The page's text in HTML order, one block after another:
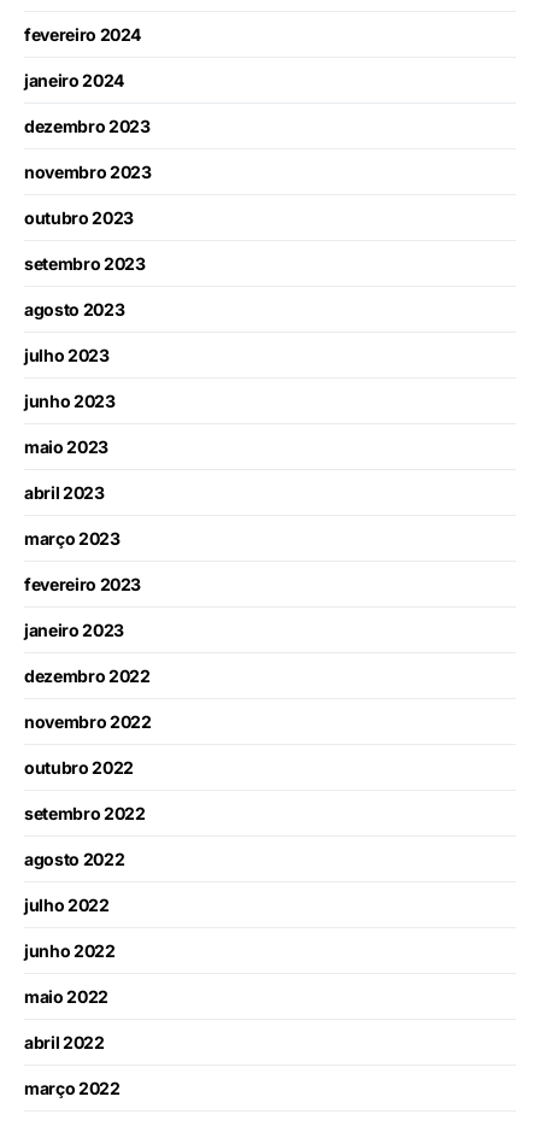
fevereiro 2024
janeiro 2024
dezembro 2023
novembro 2023
outubro 2023
setembro 2023
agosto 2023
julho 2023
junho 2023
maio 2023
abril 2023
março 2023
fevereiro 2023
janeiro 2023
dezembro 2022
novembro 2022
outubro 2022
setembro 2022
agosto 2022
julho 2022
junho 2022
maio 2022
abril 2022
março 2022